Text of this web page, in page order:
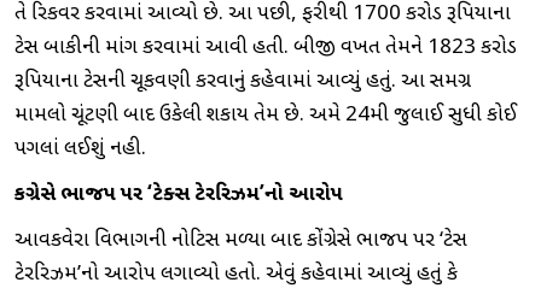
તે રિકવર કરવામાં આવ્યો છે. આ પછી, ફરીથી 1700 કરોડ રૂપિયાના
ટેક્સ બાકીની માંગ કરવામાં આવી હતી. બીજી વખત તેમને 1823 કરોડ
રૂપિયાના ટેક્સની ચૂકવણી કરવાનું કહેવામાં આવ્યું હતું. આ સમગ્ર
મામલો ચૂંટણી બાદ ઉકેલી શકાય તેમ છે. અમે 24મી જુલાઈ સુધી કોઈ
પગલાં લઈશું નહી.
કોંગ્રેસે ભાજપ પર ‘ટેક્સ ટેરરિઝમ’નો આરોપ
આવકવેરા વિભાગની નોટિસ મળ્યા બાદ કોંગ્રેસે ભાજપ પર ‘ટેક્સ
ટેરરિઝમ’નો આરોપ લગાવ્યો હતો. એવું કહેવામાં આવ્યું હતું કે